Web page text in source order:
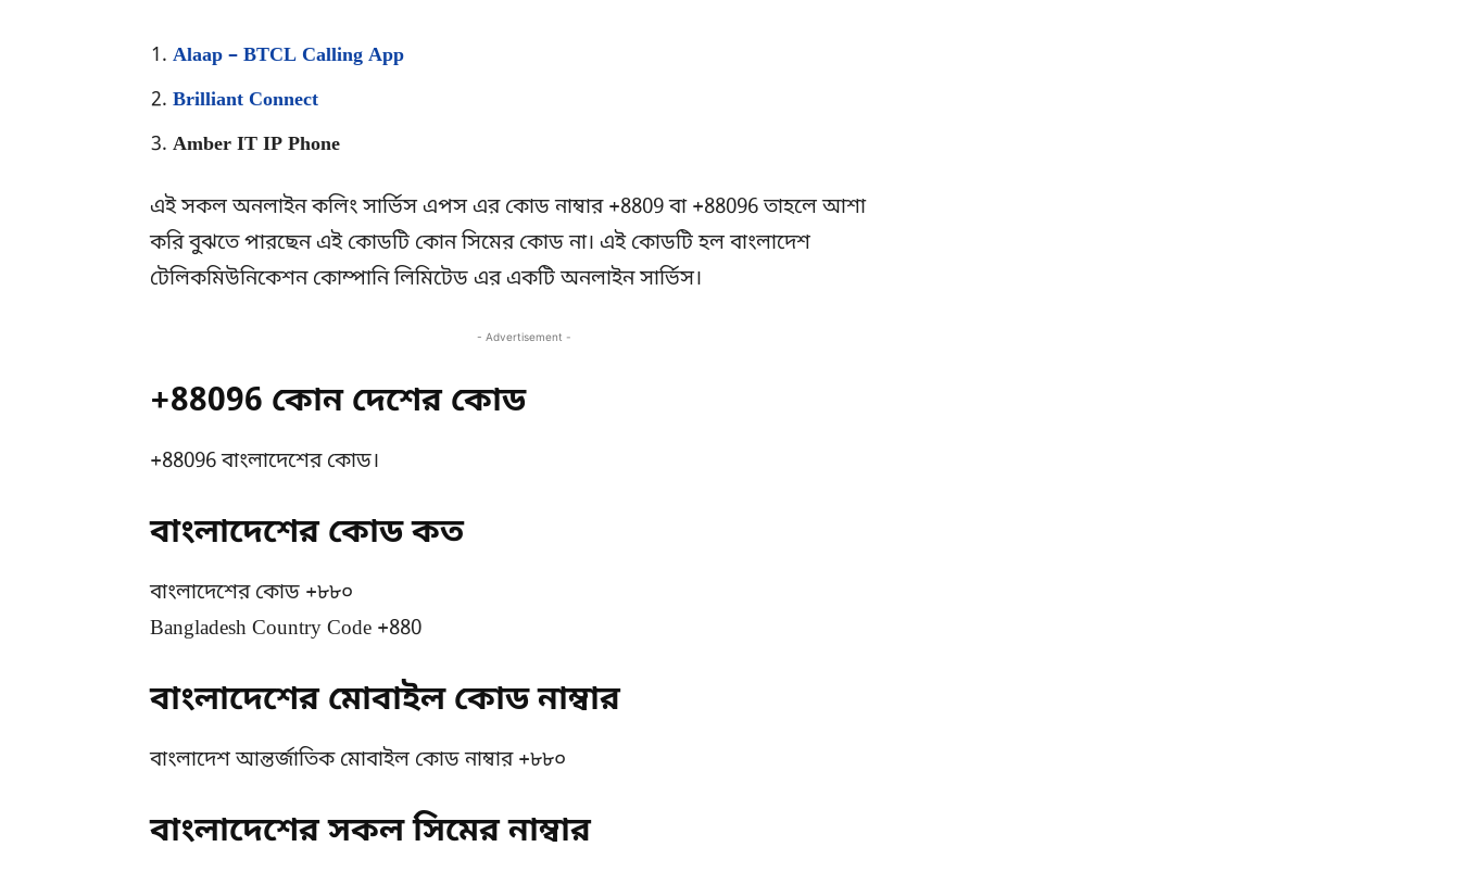
Alaap – BTCL Calling App
Brilliant Connect
Amber IT IP Phone
এই সকল অনলাইন কলিং সার্ভিস এপস এর কোড নাম্বার +8809 বা +88096 তাহলে আশা
করি বুঝতে পারছেন এই কোডটি কোন সিমের কোড না। এই কোডটি হল বাংলাদেশ
টেলিকমিউনিকেশন কোম্পানি লিমিটেড এর একটি অনলাইন সার্ভিস।
- Advertisement -
+88096 কোন দেশের কোড
+88096 বাংলাদেশের কোড।
বাংলাদেশের কোড কত
বাংলাদেশের কোড +৮৮০
Bangladesh Country Code +880
বাংলাদেশের মোবাইল কোড নাম্বার
বাংলাদেশ আন্তর্জাতিক মোবাইল কোড নাম্বার +৮৮০
বাংলাদেশের সকল সিমের নাম্বার